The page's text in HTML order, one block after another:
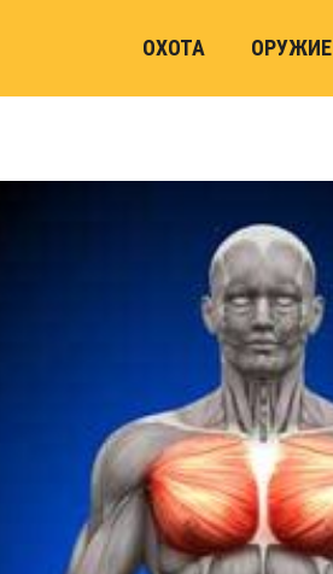
ОХОТА ОРУЖИЕ